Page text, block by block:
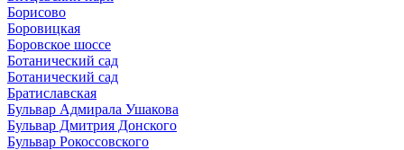
Борисово
Боровицкая
Боровское шоссе
Ботанический сад
Ботанический сад
Братиславская
Бульвар Адмирала Ушакова
Бульвар Дмитрия Донского
Бульвар Рокоссовского